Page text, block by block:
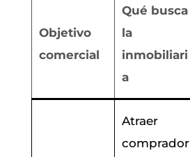
Objetivo
comercial
Qué busca
la
inmobiliari
a
Atraer
comprador